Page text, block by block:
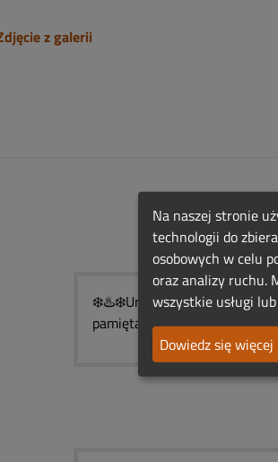
❄️♨️❄️Urodzinowe Światełko
pamiętamy
Na naszej stronie
technologii do
osobowych w celu
oraz analizy ruchu.
wszystkie usługi
Dowiedz się więcej